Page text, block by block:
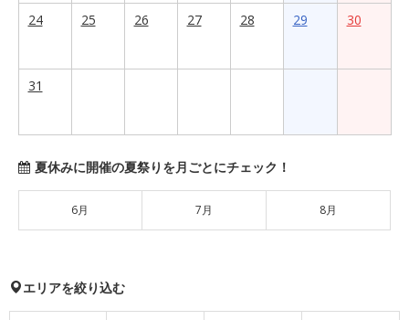
24 25 26 27 28 29 30
31
夏休みに開催の夏祭りを月ごとにチェック！
6月 7月 8月
エリアを絞り込む